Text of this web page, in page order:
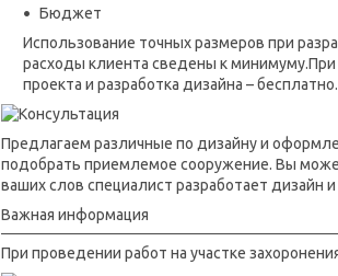
Бюджет
Использование точных размеров при
расходы клиента сведены к минимуму.При
проекта и разработка дизайна – бесплатно.
Предлагаем различные по дизайну и
подобрать приемлемое сооружение. Вы
ваших слов специалист разработает дизайн
Важная информация
При проведении работ на участке